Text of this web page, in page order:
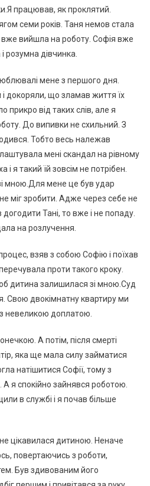
працював, як проклятий.
семи років. Таня немов стала
вийшла на роботу. Софія вже
розумна дівчинка.
мене з першого дня.
докоряли, що зламав життя їх
прикро від таких слів, але я
До випивки не схильний. З
Тобто весь належав
мені скандал на рівному
я такий їй зовсім не потрібен.
мною.Для мене це був удар
міг зробити. Адже через себе не
Тані, то вже і не попаду.
на розлучення.
взяв з собою Софію і поїхав
проти такого кроку.
дитина залишилася зі мною.Суд
Свою двокімнатну квартиру ми
невеликою доплатою.
А потім, після смерті
яка ще мала силу займатися
натішитися Софії, тому з
я спокійно зайнявся роботою.
в службі і я почав більше
цікавилася дитиною. Неначе
повертаючись з роботи,
Був здивованим його